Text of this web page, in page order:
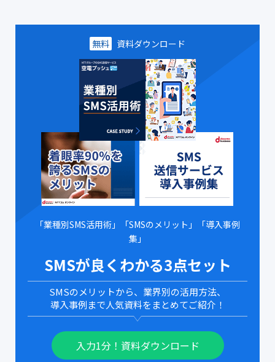
無料 資料ダウンロード
「業種別SMS活用術」「SMSのメリット」「導入事例
集」
SMSが良くわかる3点セット
SMSのメリットから、業界別の活用方法、
導入事例まで人気資料をまとめてご紹介！
入力1分！資料ダウンロード